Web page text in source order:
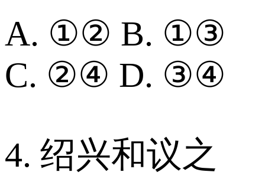
A. ①② B. ①③
C. ②④ D. ③④
4. 绍兴和议之